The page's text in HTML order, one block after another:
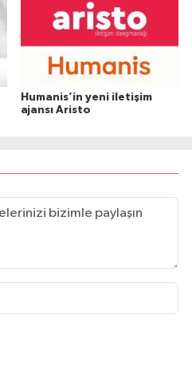
Humanis’in yeni iletişim
ajansı Aristo